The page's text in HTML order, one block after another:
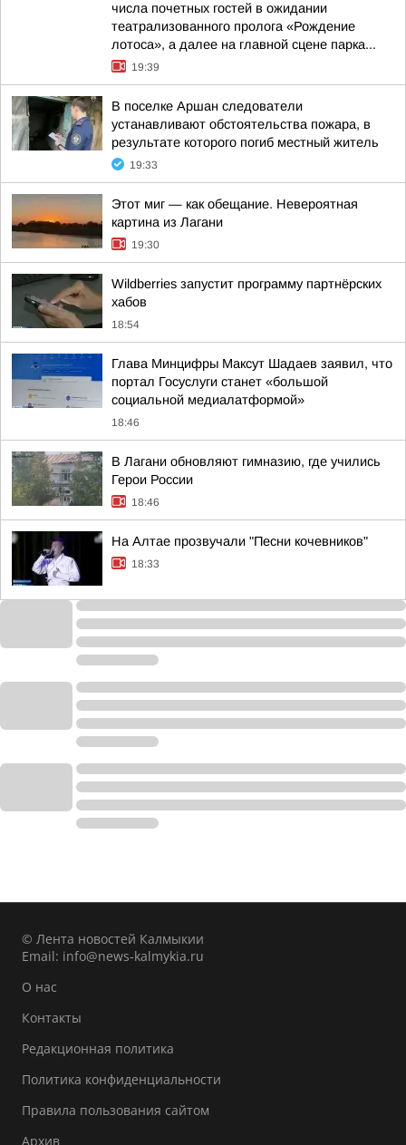
числа почетных гостей в ожидании
театрализованного пролога «Рождение
лотоса», а далее на главной сцене парка...
19:39
В поселке Аршан следователи
устанавливают обстоятельства пожара, в
результате которого погиб местный житель
19:33
Этот миг — как обещание. Невероятная
картина из Лагани
19:30
Wildberries запустит программу партнёрских
хабов
18:54
Глава Минцифры Максут Шадаев заявил, что
портал Госуслуги станет «большой
социальной медиалатформой»
18:46
В Лагани обновляют гимназию, где учились
Герои России
18:46
На Алтае прозвучали "Песни кочевников"
18:33
© Лента новостей Калмыкии
Email: info@news-kalmykia.ru
О нас
Контакты
Редакционная политика
Политика конфиденциальности
Правила пользования сайтом
Архив